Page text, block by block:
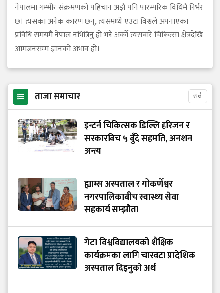
नेपालमा गम्भीर संक्रमणको पहिचान अझै पनि पारम्परिक विधिमै निर्भर
छ। त्यसका अनेक कारण छन्, त्यसमध्ये एउटा विश्वले अपनाएका
प्रविधि समयमै नेपाल नभित्रिनु हो भने अर्को त्यसबारे चिकित्सा क्षेत्रदेखि
आमजनसम्म ज्ञानको अभाव हो।
ताजा समाचार सबै
इन्टर्न चिकित्सक डिल्लि हरिजन र
सरकारबिच ५ बुँदे सहमति, अनशन
अन्त्य
ह्याम्स अस्पताल र गोकर्णेश्वर
नगरपालिकाबीच स्वास्थ्य सेवा
सहकार्य सम्झौता
गेटा विश्वविद्यालयको शैक्षिक
कार्यक्रमका लागि चारवटा प्रादेशिक
अस्पताल दिइनुको अर्थ